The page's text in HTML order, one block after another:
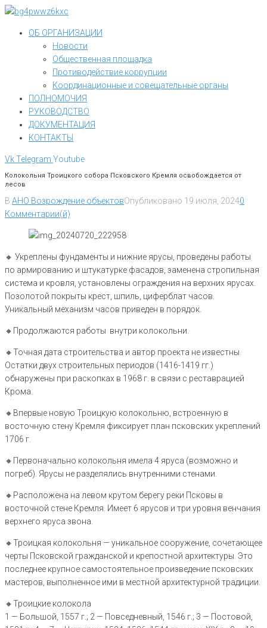
Перейти
контентуОБ ОРГАНИЗАЦИИ
Новости
Общественная площадка
Противодействие коррупции
Координационные и совещательные органы
ПОЛНОМОЧИЯ
РУКОВОДСТВО
ДОКУМЕНТАЦИЯ
КОНТАКТЫ
VkTelegram Youtube
Колокольня Троицкого собора Псковского Кремля освобождается от
лесов
В АНО Возрождение объектовОпубликовано 19 июля, 20240
Комментарии(й)
🔸️ Укреплены фундаменты и нижние ярусы, проведены работы
по армированию и штукатурке фасадов, заменена стропильная
система и кровля, установлены ограждения на верхних ярусах.
Позолотой покрыты крест, шпиль, циферблат часов.
Уникальный механизм часов приведен в порядок.
🔸️Продолжаются работы внутри колокольни.
🔸️Точная дата строительства и автор проекта не известны.
Остатки двух строительных периодов (1416-1419 гг.)
обнаружены при раскопках в 1968 г. в связи с реставрацией
Крома.
🔸️Впервые новую Троицкую колокольню, встроенную в
восточную стену Кремля фиксирует план псковских укреплений
1706 г.
🔸️Первоначально колокольня имела 4 яруса (возможно и
погреб). Ярусы не разделялись внутренними стенами.
🔸️Расположена на левом крутом берегу реки Псковы в
восточной стене Кремля. Имеет 6 ярусов и три уровня венчания
верхнего яруса звона.
🔸️Троицкая колокольня — уникальное сооружение, сочетающее
черты Псковской гражданской и крепостной архитектуры. Это
последнее крупное самостоятельное произведение псковских
мастеров, выполненное ими в местной архитектурной традиции.
🔸️Троицкие колокола
1 — Большой, 1557 г.; 2 — Повседневный, 1546 г.; 3 — Постовой,